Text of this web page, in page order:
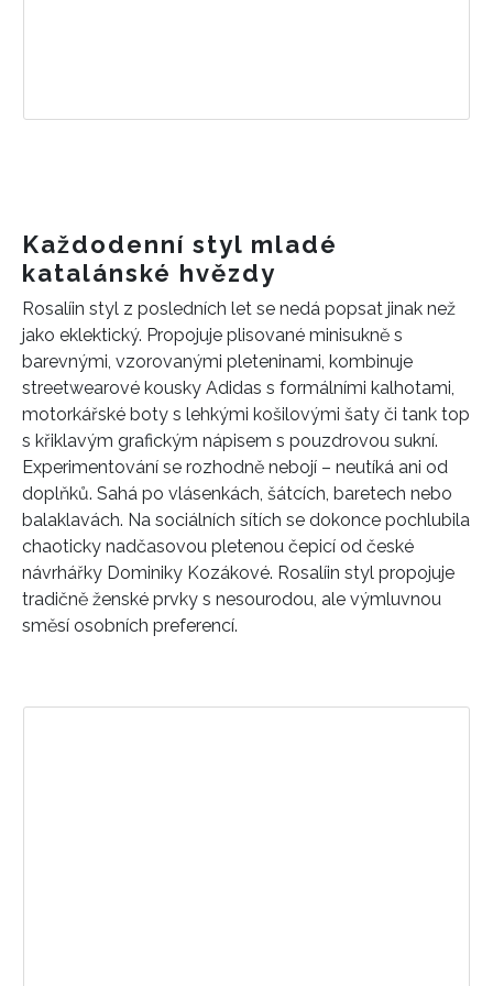
Každodenní styl mladé
katalánské hvězdy
Rosalíin styl z posledních let se nedá popsat jinak než
jako eklektický. Propojuje plisované minisukně s
barevnými, vzorovanými pleteninami, kombinuje
streetwearové kousky Adidas s formálními kalhotami,
motorkářské boty s lehkými košilovými šaty či tank top
s křiklavým grafickým nápisem s pouzdrovou sukní.
Experimentování se rozhodně nebojí – neutíká ani od
doplňků. Sahá po vlásenkách, šátcích, baretech nebo
balaklavách. Na sociálních sítích se dokonce pochlubila
chaoticky nadčasovou pletenou čepicí od české
návrhářky Dominiky Kozákové. Rosalíin styl propojuje
tradičně ženské prvky s nesourodou, ale výmluvnou
směsí osobních preferencí.